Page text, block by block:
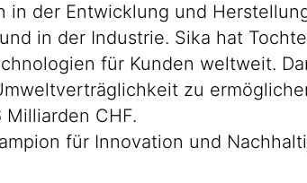
der Entwicklung und
in der Industrie. Sika hat
für Kunden weltweit.
zu
CHF.
für Innovation und